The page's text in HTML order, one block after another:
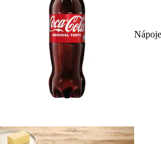
Nápoje